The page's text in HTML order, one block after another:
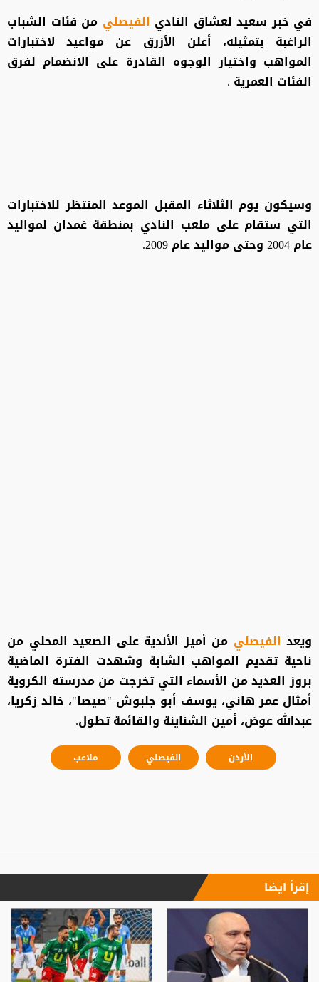
في خبر سعيد لعشاق النادي الفيصلي من فئات الشباب
الراغبة بتمثيله، أعلن الأزرق عن مواعيد لاختبارات
المواهب واختيار الوجوه القادرة على الانضمام لفرق
الفئات العمرية .
وسيكون يوم الثلاثاء المقبل الموعد المنتظر للاختبارات
التي ستقام على ملعب النادي بمنطقة غمدان لمواليد
عام 2004 وحتى مواليد عام 2009.
ويعد الفيصلي من أميز الأندية على الصعيد المحلي من
ناحية تقديم المواهب الشابة وشهدت الفترة الماضية
بروز العديد من الأسماء التي تخرجت من مدرسته الكروية
أمثال عمر هاني، يوسف أبو جلبوش "صيصا"، خالد زكريا،
عبدالله عوض، أمين الشناينة والقائمة تطول.
الأردن الفيصلي ملاعب
إقرأ ايضا